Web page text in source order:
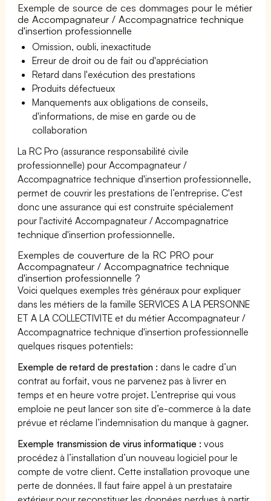
Exemple de source de ces dommages pour le métier
de Accompagnateur / Accompagnatrice technique
d'insertion professionnelle
Omission, oubli, inexactitude
Erreur de droit ou de fait ou d'appréciation
Retard dans l'exécution des prestations
Produits défectueux
Manquements aux obligations de conseils,
d'informations, de mise en garde ou de
collaboration
La RC Pro (assurance responsabilité civile
professionnelle) pour Accompagnateur /
Accompagnatrice technique d'insertion professionnelle,
permet de couvrir les prestations de l’entreprise. C'est
donc une assurance qui est construite spécialement
pour l'activité Accompagnateur / Accompagnatrice
technique d'insertion professionnelle.
Exemples de couverture de la RC PRO pour
Accompagnateur / Accompagnatrice technique
d'insertion professionnelle ?
Voici quelques exemples très généraux pour expliquer
dans les métiers de la famille SERVICES A LA PERSONNE
ET A LA COLLECTIVITE et du métier Accompagnateur /
Accompagnatrice technique d'insertion professionnelle
quelques risques potentiels:
Exemple de retard de prestation : dans le cadre d’un
contrat au forfait, vous ne parvenez pas à livrer en
temps et en heure votre projet. L’entreprise qui vous
emploie ne peut lancer son site d’e-commerce à la date
prévue et réclame l’indemnisation du manque à gagner.
Exemple transmission de virus informatique : vous
procédez à l’installation d’un nouveau logiciel pour le
compte de votre client. Cette installation provoque une
perte de données. Il faut faire appel à un prestataire